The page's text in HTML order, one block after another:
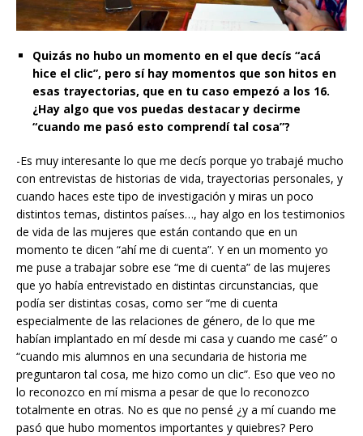
Quizás no hubo un momento en el que decís “acá
hice el clic”, pero sí hay momentos que son hitos en
esas trayectorias, que en tu caso empezó a los 16.
¿Hay algo que vos puedas destacar y decirme
“cuando me pasó esto comprendí tal cosa”?
-Es muy interesante lo que me decís porque yo trabajé mucho
con entrevistas de historias de vida, trayectorias personales, y
cuando haces este tipo de investigación y miras un poco
distintos temas, distintos países…, hay algo en los testimonios
de vida de las mujeres que están contando que en un
momento te dicen “ahí me di cuenta”. Y en un momento yo
me puse a trabajar sobre ese “me di cuenta” de las mujeres
que yo había entrevistado en distintas circunstancias, que
podía ser distintas cosas, como ser “me di cuenta
especialmente de las relaciones de género, de lo que me
habían implantado en mí desde mi casa y cuando me casé” o
“cuando mis alumnos en una secundaria de historia me
preguntaron tal cosa, me hizo como un clic”. Eso que veo no
lo reconozco en mí misma a pesar de que lo reconozco
totalmente en otras. No es que no pensé ¿y a mí cuando me
pasó que hubo momentos importantes y quiebres? Pero